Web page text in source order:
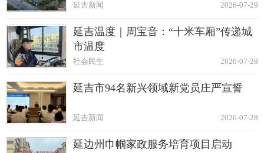
2026-07-29
延吉新闻
延吉温度｜周宝音：“十米车厢”传递城
市温度
2026-07-28
社会民生
延吉市94名新兴领域新党员庄严宣誓
2026-07-28
延吉新闻
延边州巾帼家政服务培育项目启动